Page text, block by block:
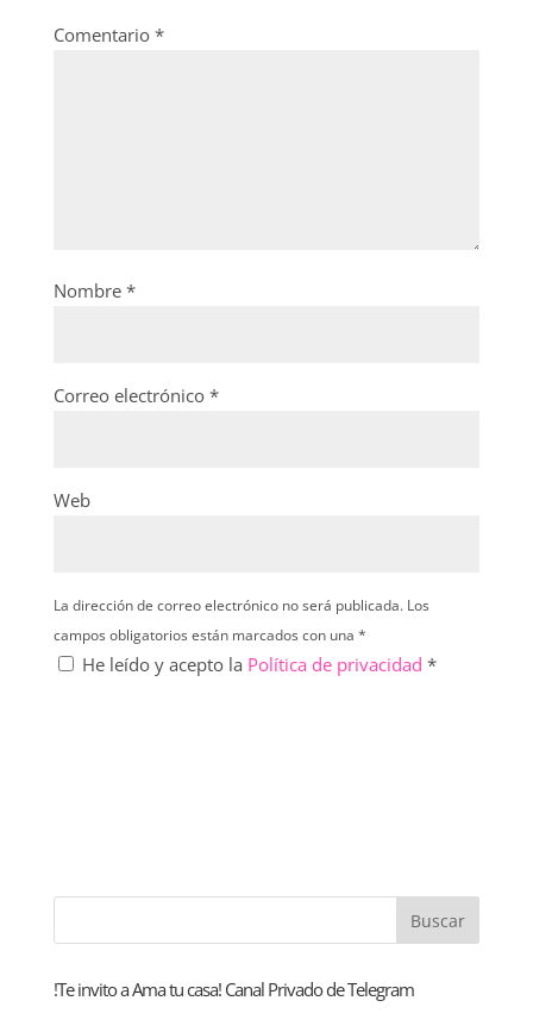
Comentario *
Nombre *
Correo electrónico *
Web
La dirección de correo electrónico no será publicada. Los
campos obligatorios están marcados con una *
He leído y acepto la Política de privacidad *
!Te invito a Ama tu casa! Canal Privado de Telegram